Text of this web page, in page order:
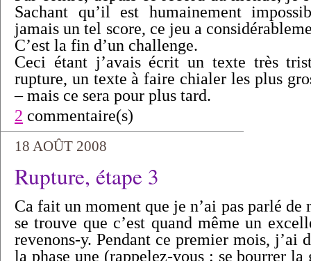
Sachant qu’il est humainement
jamais un tel score, ce jeu a
C’est la fin d’un challenge.
Ceci étant j’avais écrit un texte très
rupture, un texte à faire chialer les plus
– mais ce sera pour plus tard.
2 commentaire(s)
18 AOÛT 2008
Rupture, étape 3
Ca fait un moment que je n’ai pas parlé
se trouve que c’est quand même un
revenons-y. Pendant ce premier mois, j’ai
la phase une (rappelez-vous : se bourrer